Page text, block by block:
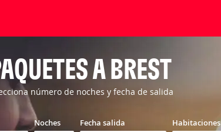
A BREST
número de noches y fecha de salida
Noches Fecha salida Habitaciones